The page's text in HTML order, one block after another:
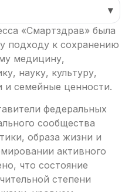
«Смартздрав» была
подходу к сохранению
медицину,
науку, культуру,
и семейные ценности.
федеральных
сообщества
образа жизни и
активного
что состояние
степени